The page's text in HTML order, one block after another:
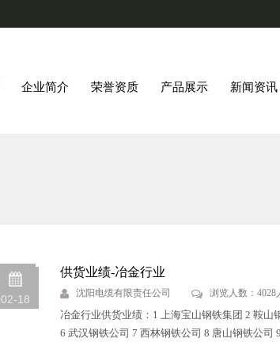
企业简介 荣誉资质 产品展示 新闻资讯
02-18
供货业绩-冶金行业
沈阳电缆有限责任公司 浏览人数：4028
冶金行业供货业绩：1 上海宝山钢铁集团 2 鞍山
6 武汉钢铁公司 7 西林钢铁公司 8 唐山钢铁公司